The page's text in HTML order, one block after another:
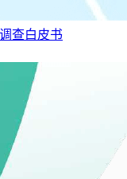
查白皮书